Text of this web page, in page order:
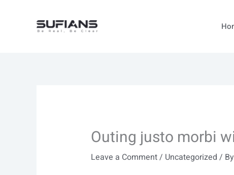
Outing justo morbi
Leave a Comment/ Uncategorized / By